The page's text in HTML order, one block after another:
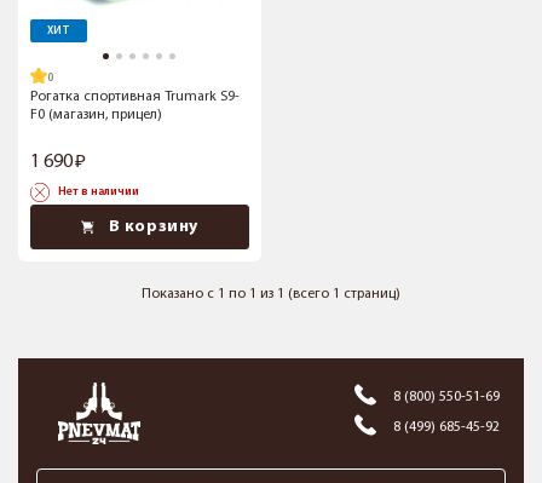
ХИТ
Рогатка спортивная Trumark S9-
F0 (магазин, прицел)
1 690
Нет в наличии
В корзину
Показано с 1 по 1 из 1 (всего 1 страниц)
8 (800) 550-51-69
8 (499) 685-45-92